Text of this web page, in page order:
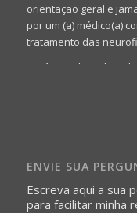
orientação geral e
por um (a) médico(a)
tratamento das
Será omitida a
identificação da
ENVIE SUA
Escreva aqui a sua
para facilitar minha